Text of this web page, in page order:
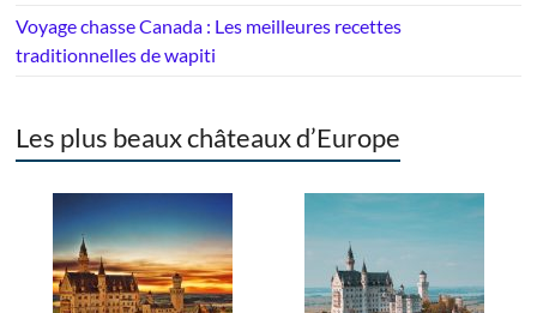
Voyage chasse Canada : Les meilleures recettes
traditionnelles de wapiti
Les plus beaux châteaux d’Europe